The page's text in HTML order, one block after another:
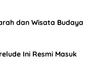
dan Wisata Budaya
Ini Resmi Masuk